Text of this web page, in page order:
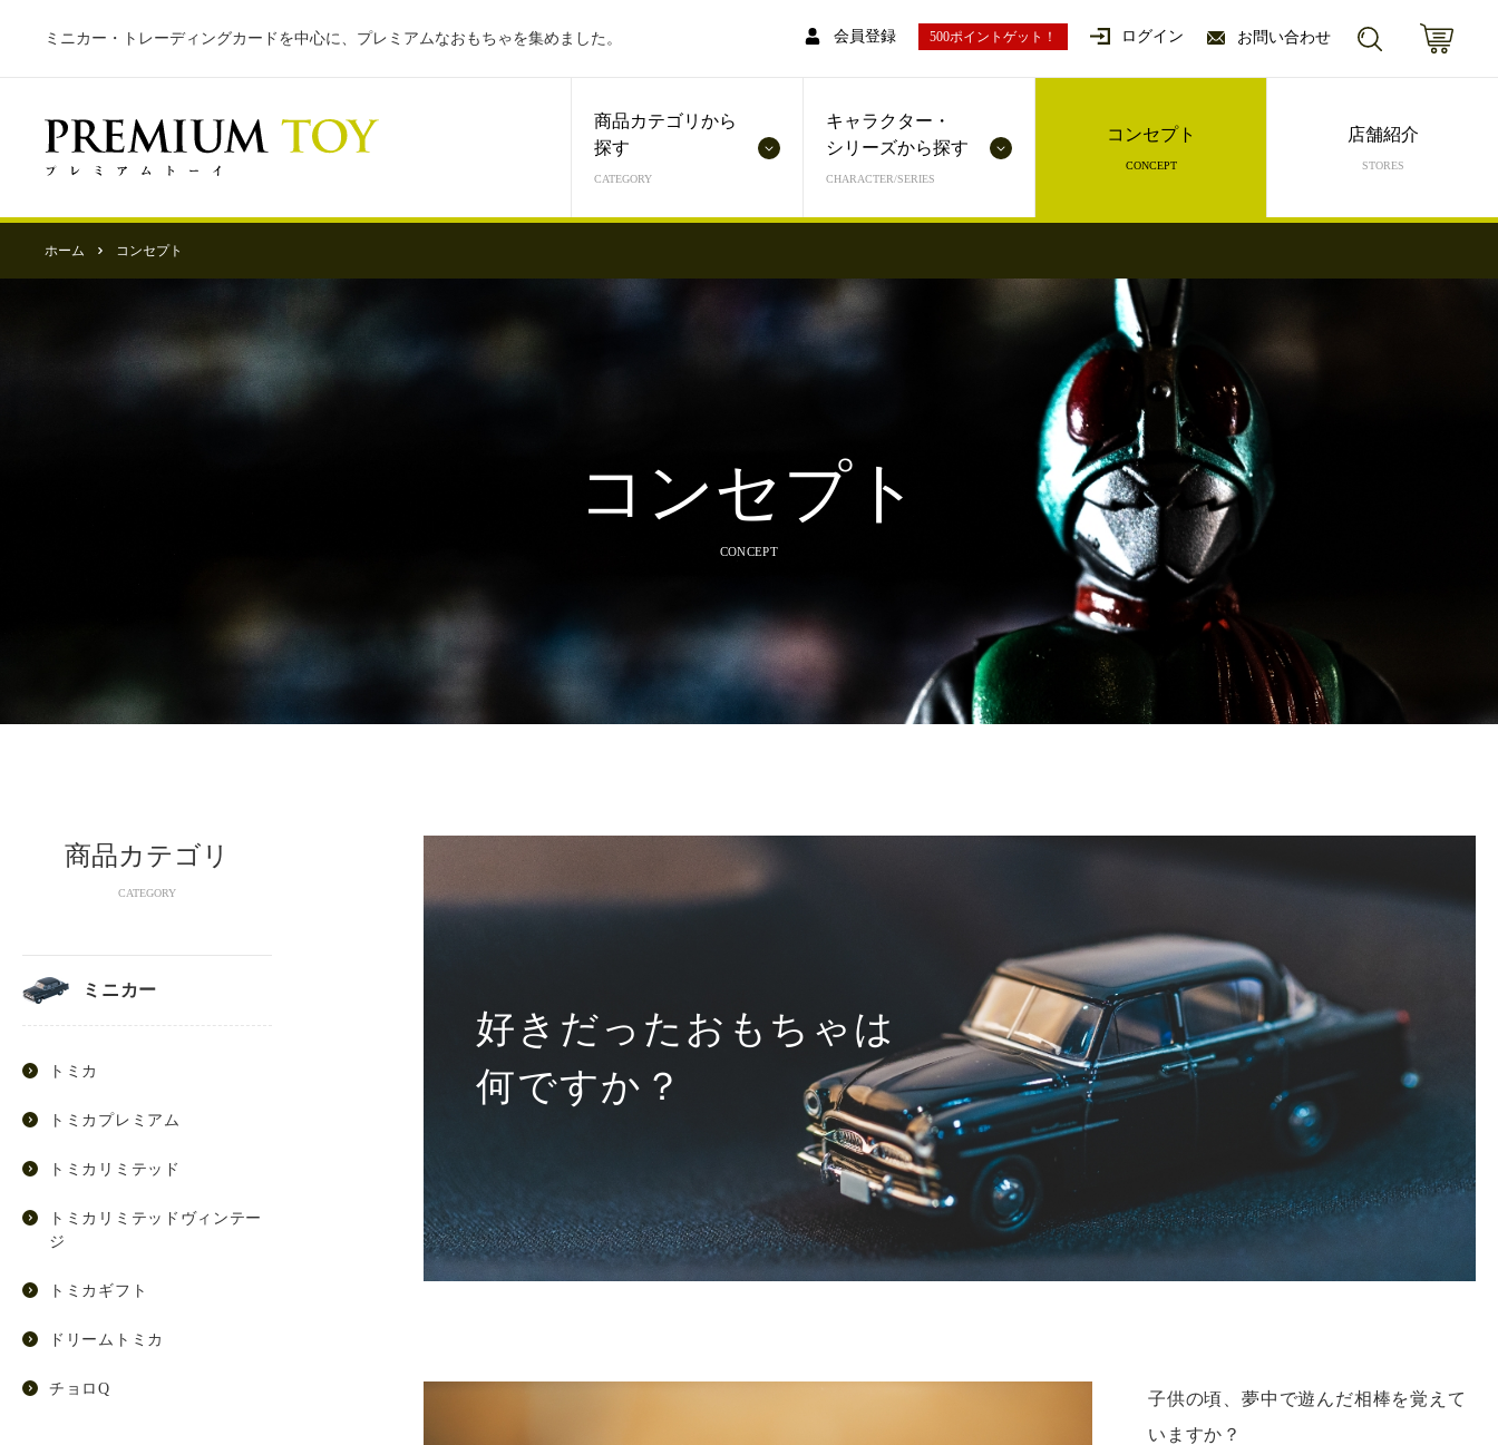
ミニカー・トレーディングカードを中心に、プレミアムなおもちゃを集めました。 会員登録 500ポイントゲット！ ログイン お問い合わせ
商品カテゴリから
探す
CATEGORY
トレーディングカード ゲームソフト
キャラクター・
シリーズから探す
CHARACTER/SERIES
マジック・ザ・ギャザ
プロ野球カード
仮面ライダー チョロQ
コンセプト
CONCEPT
店舗紹介
STORES
ホーム コンセプト
コンセプト
CONCEPT
商品カテゴリ
CATEGORY
ミニカー
トミカ
トミカプレミアム
トミカリミテッド
トミカリミテッドヴィンテー
ジ
トミカギフト
ドリームトミカ
チョロQ
好きだったおもちゃは
何ですか？
子供の頃、夢中で遊んだ相棒を覚えて
いますか？